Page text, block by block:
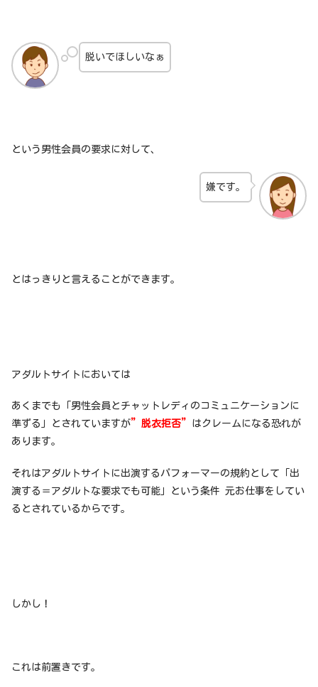
脱いでほしいなぁ
という男性会員の要求に対して、
嫌です。
とはっきりと言えることができます。
アダルトサイトにおいては
あくまでも「男性会員とチャットレディのコミュニケーションに
準ずる」とされていますが”脱衣拒否” はクレームになる恐れが
あります。
それはアダルトサイトに出演するパフォーマーの規約として「出
演する＝アダルトな要求でも可能」という条件 元お仕事をしてい
るとされているからです。
しかし！
これは前置きです。